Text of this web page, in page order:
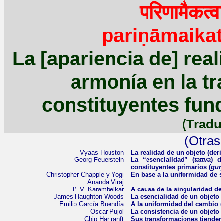
La [apariencia de]
armonía en la
constituyentes
Vyaas Houston
La realidad de un objeto
Georg Feuerstein
La “esencialidad” (tattva)
constituyentes primarios (
Christopher Chappley Yogi
Ananda Viraj
En base a la uniformidad de
P. V. Karambelkar
A causa de la singularidad
James HaughtonWoods
La esencialidad de un
Emilio García Buendía
A la uniformidad del cambio
Oscar Pujol
La consistencia de un
Chip Hartranft Sus transformaciones